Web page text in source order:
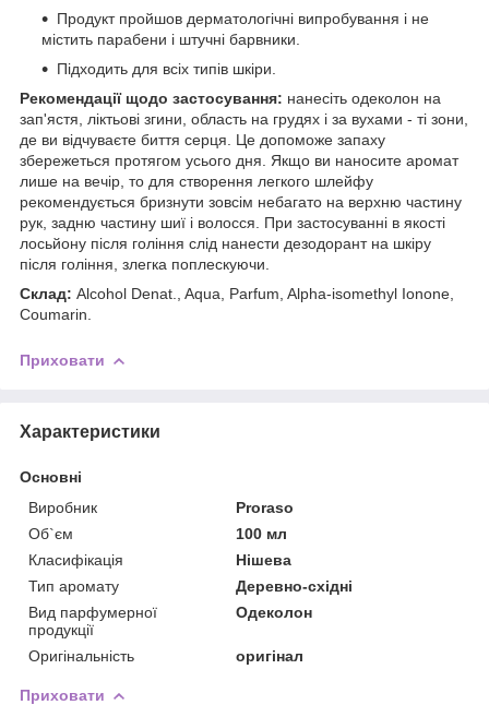
Продукт пройшов дерматологічні випробування і не
містить парабени і штучні барвники.
Підходить для всіх типів шкіри.
Рекомендації щодо застосування: нанесіть одеколон на
зап'ястя, ліктьові згини, область на грудях і за вухами - ті зони,
де ви відчуваєте биття серця. Це допоможе запаху
збережеться протягом усього дня. Якщо ви наносите аромат
лише на вечір, то для створення легкого шлейфу
рекомендується бризнути зовсім небагато на верхню частину
рук, задню частину шиї і волосся. При застосуванні в якості
лосьйону після гоління слід нанести дезодорант на шкіру
після гоління, злегка поплескуючи.
Склад: Alcohol Denat., Aqua, Parfum, Alpha-isomethyl Ionone,
Coumarin.
Приховати
Характеристики
Основні
Виробник
Proraso
Об`єм
100 мл
Класифікація
Нішева
Тип аромату
Деревно-східні
Вид парфумерної
продукції
Одеколон
Оригінальність оригінал
Приховати